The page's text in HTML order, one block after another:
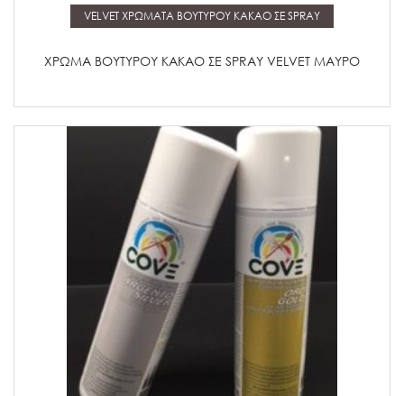
Μάθετε περισσότερα
VELVET ΧΡΩΜΑΤΑ ΒΟΥΤΥΡΟΥ ΚΑΚΑΟ ΣΕ SPRAY
ΧΡΩΜΑ ΒΟΥΤΥΡΟΥ ΚΑΚΑΟ ΣΕ SPRAY VELVET ΜΑΥΡΟ